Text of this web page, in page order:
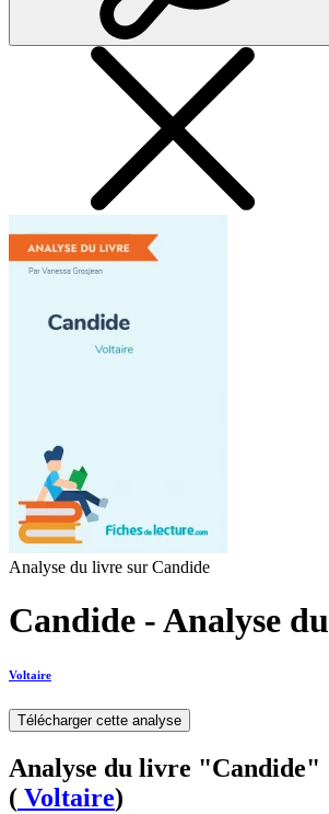
Analyse du livre sur Candide
Candide - Analyse
Voltaire
Télécharger cette analyse
Analyse du livre "Candide"
( Voltaire)